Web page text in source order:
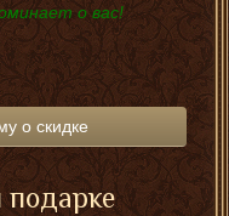
о вас!
о скидке